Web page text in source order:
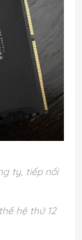
ty, tiếp nối
hệ thứ 12